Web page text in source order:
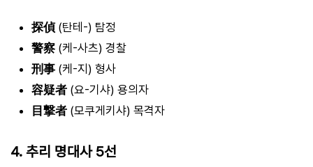
探偵(탄테-) 탐정
警察 (케-사츠) 경찰
刑事 (케-지) 형사
容疑者 (요-기샤) 용의자
目撃者 (모쿠게키샤) 목격자
4. 추리 명대사 5선